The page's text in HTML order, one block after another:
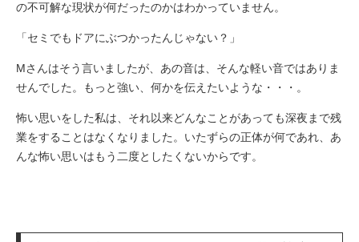
の不可解な現状が何だったのかはわかっていません。
「セミでもドアにぶつかったんじゃない？」
Mさんはそう言いましたが、あの音は、そんな軽い音ではありま
せんでした。もっと強い、何かを伝えたいような・・・。
怖い思いをした私は、それ以来どんなことがあっても深夜まで残
業をすることはなくなりました。いたずらの正体が何であれ、あ
んな怖い思いはもう二度としたくないからです。